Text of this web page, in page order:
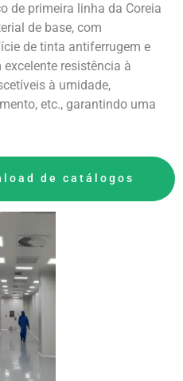
de primeira linha da Coreia
de base, com
de tinta antiferrugem e
resistência à
à umidade,
etc., garantindo uma
de catálogos